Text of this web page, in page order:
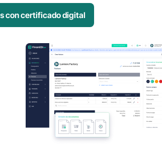
con certificado digital